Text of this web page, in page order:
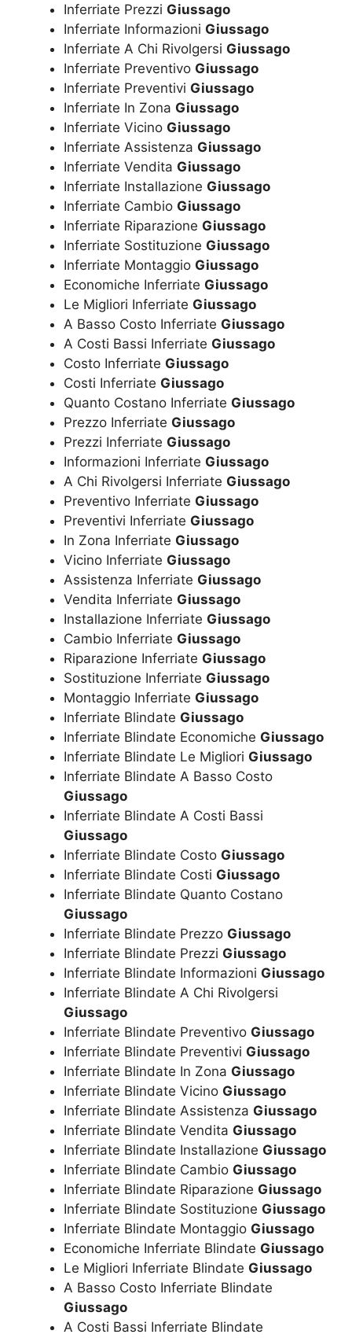
Inferriate Prezzi Giussago
Inferriate Informazioni Giussago
Inferriate A Chi Rivolgersi Giussago
Inferriate Preventivo Giussago
Inferriate Preventivi Giussago
Inferriate In Zona Giussago
Inferriate Vicino Giussago
Inferriate Assistenza Giussago
Inferriate Vendita Giussago
Inferriate Installazione Giussago
Inferriate Cambio Giussago
Inferriate Riparazione Giussago
Inferriate Sostituzione Giussago
Inferriate Montaggio Giussago
Economiche Inferriate Giussago
Le Migliori Inferriate Giussago
A Basso Costo Inferriate Giussago
A Costi Bassi Inferriate Giussago
Costo Inferriate Giussago
Costi Inferriate Giussago
Quanto Costano Inferriate Giussago
Prezzo Inferriate Giussago
Prezzi Inferriate Giussago
Informazioni Inferriate Giussago
A Chi Rivolgersi Inferriate Giussago
Preventivo Inferriate Giussago
Preventivi Inferriate Giussago
In Zona Inferriate Giussago
Vicino Inferriate Giussago
Assistenza Inferriate Giussago
Vendita Inferriate Giussago
Installazione Inferriate Giussago
Cambio Inferriate Giussago
Riparazione Inferriate Giussago
Sostituzione Inferriate Giussago
Montaggio Inferriate Giussago
Inferriate Blindate Giussago
Inferriate Blindate Economiche Giussago
Inferriate Blindate Le Migliori Giussago
Inferriate Blindate A Basso Costo
Giussago
Inferriate Blindate A Costi Bassi
Giussago
Inferriate Blindate Costo Giussago
Inferriate Blindate Costi Giussago
Inferriate Blindate Quanto Costano
Giussago
Inferriate Blindate Prezzo Giussago
Inferriate Blindate Prezzi Giussago
Inferriate Blindate Informazioni Giussago
Inferriate Blindate A Chi Rivolgersi
Giussago
Inferriate Blindate Preventivo Giussago
Inferriate Blindate Preventivi Giussago
Inferriate Blindate In Zona Giussago
Inferriate Blindate Vicino Giussago
Inferriate Blindate Assistenza Giussago
Inferriate Blindate Vendita Giussago
Inferriate Blindate Installazione Giussago
Inferriate Blindate Cambio Giussago
Inferriate Blindate Riparazione Giussago
Inferriate Blindate Sostituzione Giussago
Inferriate Blindate Montaggio Giussago
Economiche Inferriate Blindate Giussago
Le Migliori Inferriate Blindate Giussago
A Basso Costo Inferriate Blindate
Giussago
A Costi Bassi Inferriate Blindate